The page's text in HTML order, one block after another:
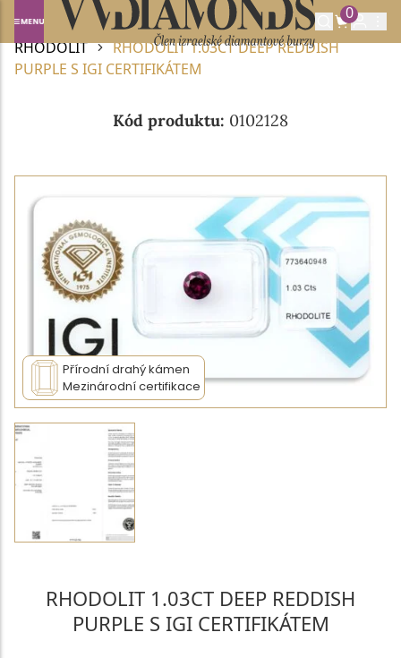
0
Domů
DRAHOKAMY A POLODRAHOKAMY
RHODOLIT
RHODOLIT 1.03CT DEEP REDDISH
PURPLE S IGI CERTIFIKÁTEM
Kód produktu: 0102128
Přírodní drahý kámen
Mezinárodní certifikace
RHODOLIT 1.03CT DEEP REDDISH
PURPLE S IGI CERTIFIKÁTEM